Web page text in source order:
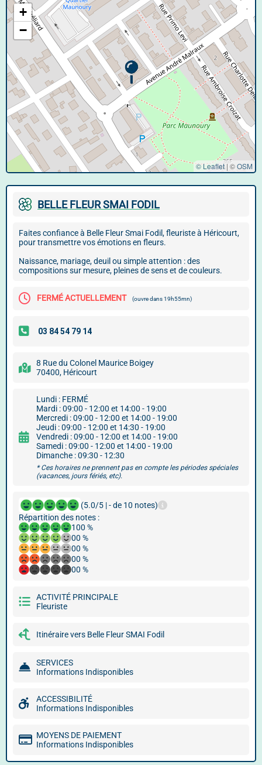
+
−
© Leaflet |©OSM
BELLE FLEUR SMAI FODIL
Faites confiance à Belle Fleur Smai Fodil, fleuriste à Héricourt,
pour transmettre vos émotions en fleurs.
Naissance, mariage, deuil ou simple attention : des
compositions sur mesure, pleines de sens et de couleurs.
FERMÉ ACTUELLEMENT (ouvre dans 19h55mn)
8 Rue du Colonel Maurice Boigey
70400, Héricourt
Lundi : FERMÉ
Mardi : 09:00 - 12:00 et 14:00 - 19:00
Mercredi : 09:00 - 12:00 et 14:00 - 19:00
Jeudi : 09:00 - 12:00 et 14:30 - 19:00
Vendredi : 09:00 - 12:00 et 14:00 - 19:00
Samedi : 09:00 - 12:00 et 14:00 - 19:00
Dimanche : 09:30 - 12:30
* Ces horaires ne prennent pas en compte les périodes spéciales
(vacances, jours fériés, etc).
(5.0/5 | - de 10 notes)
Répartition des notes :
100 %
00 %
00 %
00 %
00 %
ACTIVITÉ PRINCIPALE
Fleuriste
Itinéraire vers Belle Fleur SMAI Fodil
SERVICES
Informations Indisponibles
ACCESSIBILITÉ
Informations Indisponibles
MOYENS DE PAIEMENT
Informations Indisponibles